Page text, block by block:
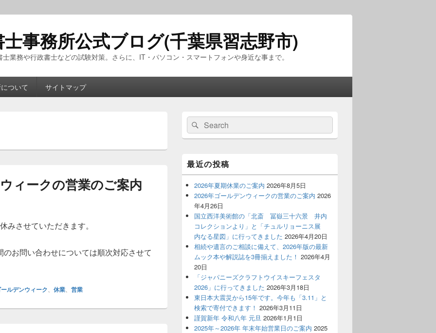
事務所公式ブログ(千葉県習志野市)
業務や行政書士などの試験対策。さらに、IT・パソコン・スマートフォンや身近な事まで。
ついて サイトマップ
ィークの営業のご案内
みさせていただきます。
お問い合わせについては順次対応させて
ルデンウィーク 休業 営業
メ
ン
サ
バ
ー
ウ
ィ
ッ
リ
検
索
対
検
索
最近の投稿
2026年夏期休業のご案内 2026年8月5日
2026年ゴールデンウィークの営業のご案内 2026
年4月26日
国立西洋美術館の「北斎 冨嶽三十六景 井内
コレクションより」と「チュルリョーニス展
内なる星図」に行ってきました 2026年4月20日
相続や遺言のご相談に備えて、2026年版の最新
ムック本や解説誌を3冊揃えました！ 2026年4月
20日
「ジャパニーズクラフトウイスキーフェスタ
2026」に行ってきました 2026年3月18日
東日本大震災から15年です。今年も「3.11」と
検索で寄付できます！ 2026年3月11日
謹賀新年 令和八年 元旦 2026年1月1日
2025年～2026年 年末年始営業日のご案内 2025